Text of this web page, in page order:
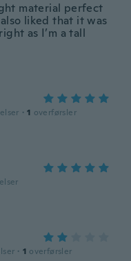
material perfect
liked that it was
as I’m a tall
· 1 overførsler
· 1 overførsler